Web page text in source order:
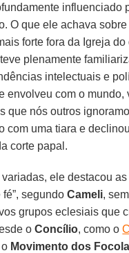
influenciado
O que ele achava
forte fora da Igreja do
plenamente
intelectuais e
envolveu com o mundo,
que nós outros
com uma tiara e
corte papal.
variadas, ele destacou
fé”, segundoCameli,
grupos eclesiais que
oConcílio, como o
Movimento dos